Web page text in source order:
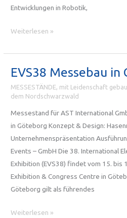
Entwicklungen in Robotik,
Messebau
Messestand
für
SINDEX
Weiterlesen »
EVS38 Messebau in
MESSESTÄNDE, mit Leidenschaft
dem Nordschwarzwald
Messestand für AST International
in Göteborg Konzept & Design:
Unternehmenspräsentation
Events – GmbH Die 38. International
Exhibition (EVS38) findet vom 15. bis
Exhibition & Congress Centre in
Göteborg gilt als führendes
EVS38
Weiterlesen »